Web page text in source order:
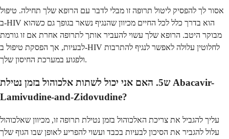
אסור לך להפסיק ליטול תרופה זו מבלי לדבר עם הרופא שלך תחילה. טיפול
ב-HIV הוא בדרך כלל לכל החיים מכיוון שהנגיף נשאר בגופך גם כשהוא
מבוקר היטב. הרופא שלך עשוי להעביר אותך לתרופה אחרת אם זו גורמת
לבעיות, אך הפסקת טיפול ב-HIV לחלוטין עלולה לאפשר לנגיף להתרבות
ולפגוע במערכת החיסון שלך.
ש5. האם אני יכול לשתות אלכוהול בזמן נטילת Abacavir-
Lamivudine-and-Zidovudine?
עליך להגביל את צריכת האלכוהול בזמן נטילת תרופה זו, מכיוון שאלכוהול
עלול להגביר את הסיכון לבעיות בכבד ועשוי להפריע לאופן שבו הגוף שלך